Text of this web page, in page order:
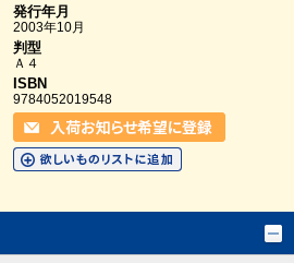
発行年月
2003年10月
判型
Ａ４
ISBN
9784052019548